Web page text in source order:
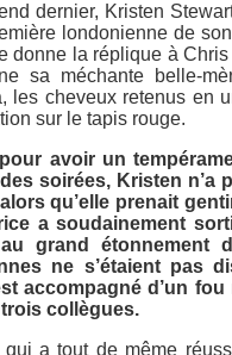
dernier, Kristen
londonienne de
donne la réplique à
sa méchante belle-
les cheveux retenus en
sur le tapis rouge.
avoir un
soirées, Kristen n’a
qu’elle prenait
a soudainement
grand étonnement
ne s’étaient pas
accompagné d’un
collègues.
qui a tout de même